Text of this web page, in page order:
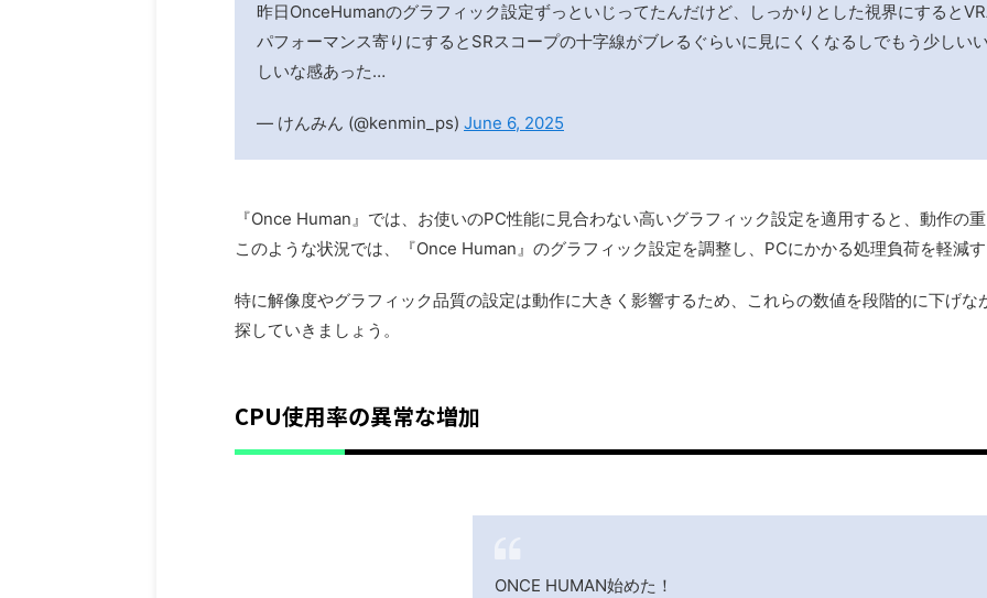
昨日OnceHumanのグラフィック設定ずっといじってたんだけど、しっかりとした視界にすると
パフォーマンス寄りにするとSRスコープの十字線がブレるぐらいに見にくくなるしでもう少しい
しいな感あった…
— けんみん (@kenmin_ps) June 6, 2025
『Once Human』では、お使いのPC性能に見合わない高いグラフィック設定を適用すると、動作の
このような状況では、『Once Human』のグラフィック設定を調整し、PCにかかる処理負荷を軽減
特に解像度やグラフィック品質の設定は動作に大きく影響するため、これらの数値を段階的に下げ
探していきましょう。
CPU使用率の異常な増加
ONCE HUMAN始めた！